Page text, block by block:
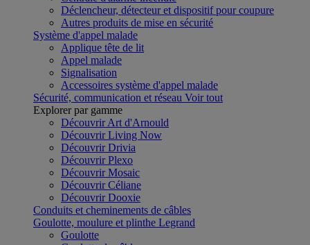
Déclencheur, détecteur et dispositif pour coupure
Autres produits de mise en sécurité
Système d'appel malade
Applique tête de lit
Appel malade
Signalisation
Accessoires système d'appel malade
Sécurité, communication et réseau Voir tout
Explorer par gamme
Découvrir Art d'Arnould
Découvrir Living Now
Découvrir Drivia
Découvrir Plexo
Découvrir Mosaic
Découvrir Céliane
Découvrir Dooxie
Conduits et cheminements de câbles
Goulotte, moulure et plinthe Legrand
Goulotte